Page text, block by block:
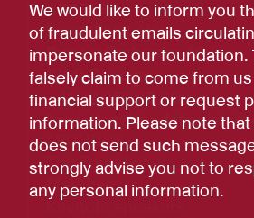
ADDRESS
Fondation Latsis
Rue Le Corbusier 40
1208 Geneva
+41 22 959 05 80
ABOUT US
The Foundation
Members
We would like to inform you
of fraudulent emails
impersonate our foundation.
falsely claim to come from
financial support or request
information. Please note
does not send such
strongly advise you not to
any personal information.